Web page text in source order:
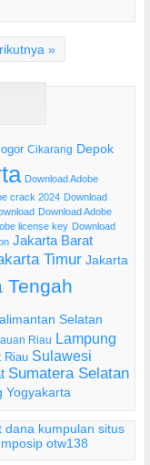
»
Cikarang Depok
Download Adobe
crack 2024 Download
Download Adobe
license key Download
Jakarta Barat
Timur Jakarta
Tengah
Selatan
Riau Lampung
Riau Sulawesi
Sumatera Selatan
Yogyakarta
dana kumpulan situs
mposip otw138